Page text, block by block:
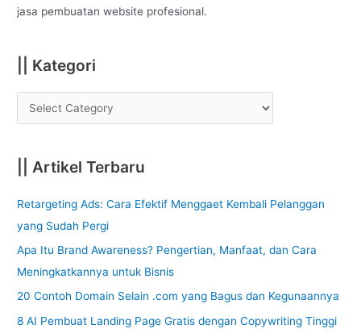
o
jasa pembuatan website profesional.
|| Kategori
|| Artikel Terbaru
Retargeting Ads: Cara Efektif Menggaet Kembali Pelanggan
yang Sudah Pergi
Apa Itu Brand Awareness? Pengertian, Manfaat, dan Cara
Meningkatkannya untuk Bisnis
20 Contoh Domain Selain .com yang Bagus dan Kegunaannya
8 AI Pembuat Landing Page Gratis dengan Copywriting Tinggi